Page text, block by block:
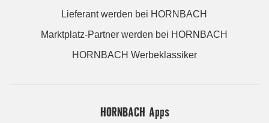
Lieferant werden bei HORNBACH
Marktplatz-Partner werden bei HORNBACH
HORNBACH Werbeklassiker
HORNBACH Apps